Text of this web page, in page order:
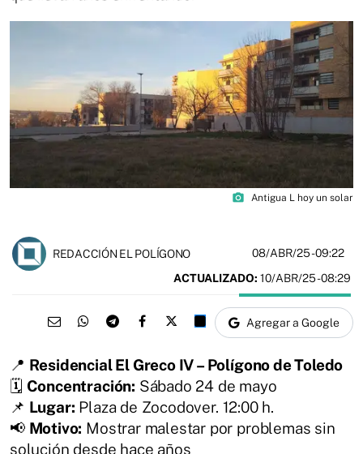
photo_camera Antigua L hoy un solar
REDACCIÓN EL POLÍGONO 08/ABR/25- 09:22
ACTUALIZADO: 10/ABR/25 - 08:29
Agregar a Google
📍 Residencial El Greco IV – Polígono de Toledo
🗓️ Concentración: Sábado 24 de mayo
📌 Lugar: Plaza de Zocodover. 12:00 h.
📢 Motivo: Mostrar malestar por problemas sin
solución desde hace años